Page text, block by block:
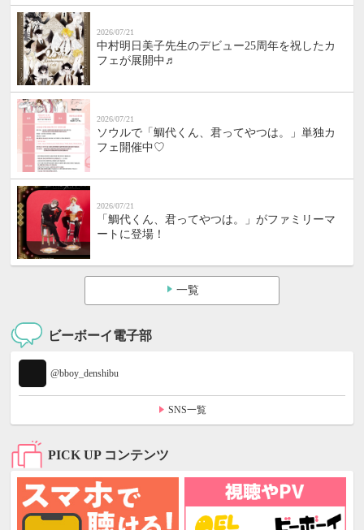
2026/07/21
中村明日美子先生のデビュー25周年を祝したカ
フェが展開中♬
2026/07/21
ソウルで「鯛代くん、君ってやつは。」単独カ
フェ開催中♡
2026/07/21
「鯛代くん、君ってやつは。」がファミリーマ
ートに登場！
一覧
ビーボーイ電子部
@bboy_denshibu
SNS一覧
PICK UP コンテンツ